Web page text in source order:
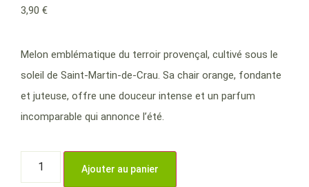
3,90 €
Melon emblématique du terroir provençal, cultivé sous le
soleil de Saint-Martin-de-Crau. Sa chair orange, fondante
et juteuse, offre une douceur intense et un parfum
incomparable qui annonce l’été.
Ajouter au panier